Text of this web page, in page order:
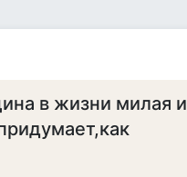
в жизни милая и